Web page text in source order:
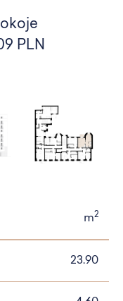
PLN
m2
23.90